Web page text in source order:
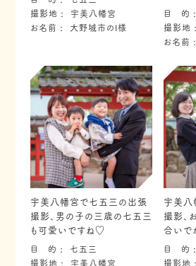
撮影地
宇美八幡宮
お名前
大野城市のI様
目 的
撮影地
お名前
宇美八幡宮で七五三の出張
撮影、男の子の三歳の七五三
も可愛いですね♡
目 的
七五三
撮影地
宇美八幡宮
宇美八
撮影、
合いで
目 的
撮影地